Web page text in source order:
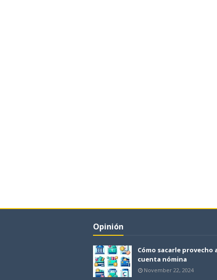
Opinión
Cómo sacarle provecho
cuenta nómina
November 22, 2024